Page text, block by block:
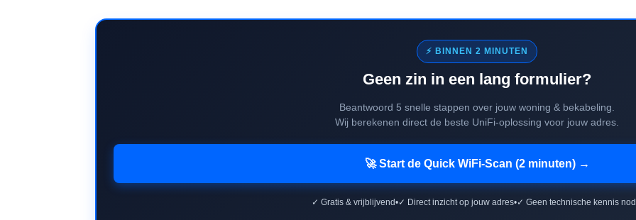
⚡ BINNEN 2 MINUTEN
Geen zin in een lang formulier?
Beantwoord 5 snelle stappen over jouw woning & bekabeling.
Wij berekenen direct de beste UniFi-oplossing voor jouw adres.
🚀 Start de Quick WiFi-Scan (2 minuten) →
✓ Gratis & vrijblijvend•✓ Direct inzicht op jouw adres•✓ Geen technische kennis